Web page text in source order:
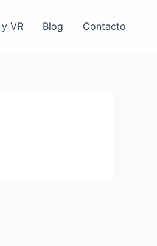
VR Blog Contacto